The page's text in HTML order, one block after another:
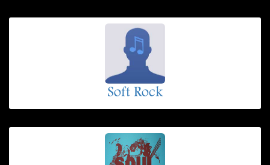
Soft Rock